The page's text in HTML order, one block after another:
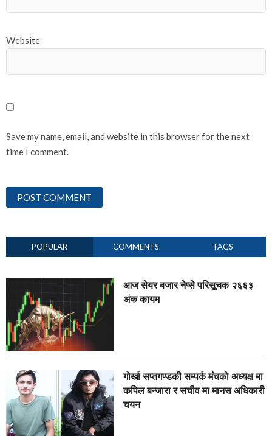
Website
Save my name, email, and website in this browser for the next
time I comment.
POPULAR COMMENTS TAGS
आज सेयर बजार नेप्से परिसूचक २६६३
अंक कायम
गोर्खा सप्तगण्डकी सम्पर्क मंचको अध्यक्ष मा
कपिल बन्जारा र सचीव मा मानस अधिकारी
चयन